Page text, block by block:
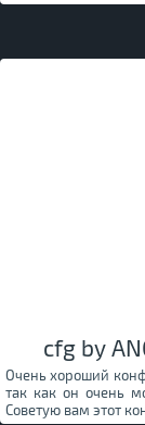
cfg by
Очень хороший
так как он очень
Советую вам этот